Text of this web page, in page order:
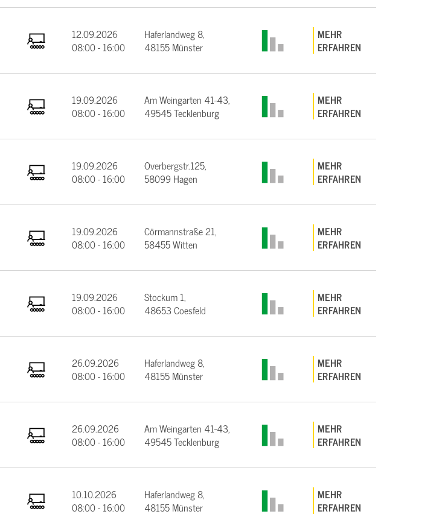
12.09.2026
08:00 - 16:00
Haferlandweg 8,
48155 Münster
MEHR
ERFAHREN
19.09.2026
08:00 - 16:00
Am Weingarten 41-43,
49545 Tecklenburg
MEHR
ERFAHREN
19.09.2026
08:00 - 16:00
Overbergstr.125,
58099 Hagen
MEHR
ERFAHREN
19.09.2026
08:00 - 16:00
Cörmannstraße 21,
58455 Witten
MEHR
ERFAHREN
19.09.2026
08:00 - 16:00
Stockum 1,
48653 Coesfeld
MEHR
ERFAHREN
26.09.2026
08:00 - 16:00
Haferlandweg 8,
48155 Münster
MEHR
ERFAHREN
26.09.2026
08:00 - 16:00
Am Weingarten 41-43,
49545 Tecklenburg
MEHR
ERFAHREN
10.10.2026
08:00 - 16:00
Haferlandweg 8,
48155 Münster
MEHR
ERFAHREN